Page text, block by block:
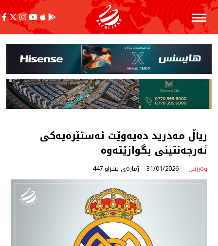
ریاڵ مەدرید دەیەوێت ئەستێرەیەکی
ئەرجەنتینی بگوازێتەوە
وەرزش 31/01/2026 ژمارەی بینراو 447